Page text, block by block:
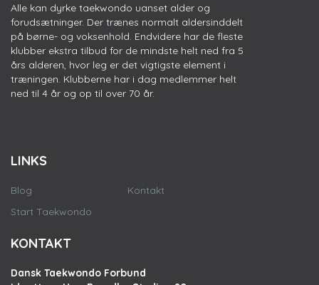
Alle kan dyrke taekwondo uanset alder og
forudsætninger. Der trænes normalt aldersinddelt
på børne- og voksenhold. Endvidere har de fleste
klubber ekstra tilbud for de mindste helt ned fra 5
års alderen, hvor leg er det vigtigste element i
træningen. Klubberne har i dag medlemmer helt
ned til 4 år og op til over 70 år.
LINKS
Blog
Start Taekwondo
Kontakt
KONTAKT
Dansk Taekwondo Forbund